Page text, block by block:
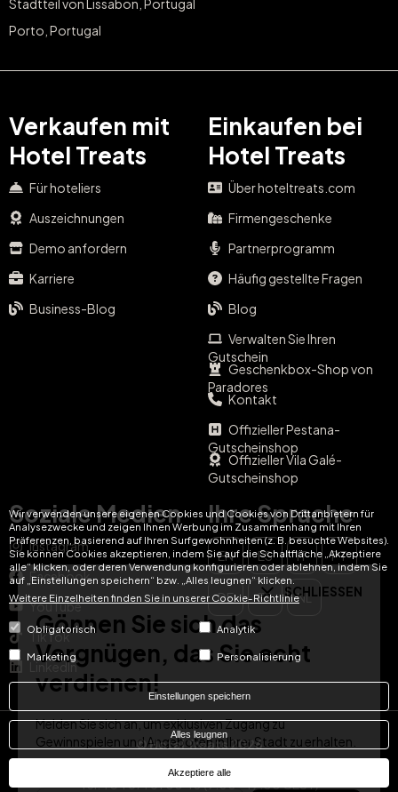
Wir verwenden unsere eigenen Cookies und Cookies von Drittanbietern für
Analysezwecke und zeigen Ihnen Werbung im Zusammenhang mit Ihren
Präferenzen, basierend auf Ihren Surfgewohnheiten (z. B. besuchte Websites).
Sie können Cookies akzeptieren, indem Sie auf die Schaltfläche „Akzeptiere
alle“ klicken, oder deren Verwendung konfigurieren oder ablehnen, indem Sie
auf „Einstellungen speichern“ bzw. „Alles leugnen“ klicken.
Weitere Einzelheiten finden Sie in unserer Cookie-Richtlinie
Obligatorisch Analytik
Marketing Personalisierung
Einstellungen speichern
Alles leugnen
Akzeptiere alle
Stadtteil von Lissabon, Portugal
Porto, Portugal
Verkaufen mit
Hotel Treats
Für hoteliers
Auszeichnungen
Demo anfordern
Karriere
Business-Blog
Einkaufen bei
Hotel Treats
Über hoteltreats.com
Firmengeschenke
Partnerprogramm
Häufig gestellte Fragen
Blog
Verwalten Sie Ihren
Gutschein
Geschenkbox-Shop von
Paradores
Kontakt
Offizieller Pestana-
Gutscheinshop
Offizieller Vila Galé-
Gutscheinshop
Soziale Medien
Instagram
Facebook
YouTube
TikTok
LinkedIn
Ihre Sprache
EN ES IT PT
DE FR NL
© Hotel Treats 2026
Tel: +34 871 51 00 40 (9:00 - 19:00 CEST)
SCHLIESSEN
Gönnen Sie sich das
Vergnügen, das Sie echt
verdienen!
Melden Sie sich an, um exklusiven Zugang zu
Gewinnspielen und Angeboten in Ihrer Stadt zu erhalten.
E-Mail